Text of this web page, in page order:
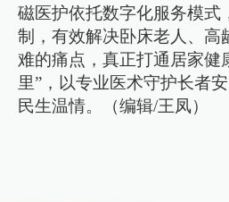
磁医护依托数字化服务模式
制，有效解决卧床老人、高
难的痛点，真正打通居家健
里”，以专业医术守护长者
民生温情。（编辑/王凤）